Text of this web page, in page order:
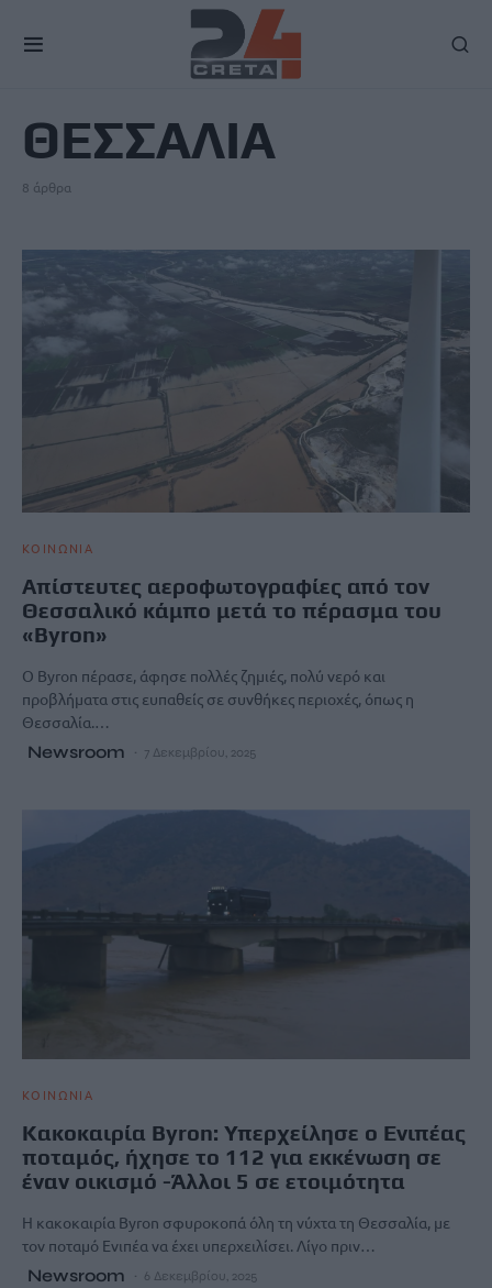
ΘΕΣΣΑΛΙΑ
8 άρθρα
ΚΟΙΝΩΝΙΑ
Απίστευτες αεροφωτογραφίες από τον
Θεσσαλικό κάμπο μετά το πέρασμα του
«Byron»
Ο Byron πέρασε, άφησε πολλές ζημιές, πολύ νερό και
προβλήματα στις ευπαθείς σε συνθήκες περιοχές, όπως η
Θεσσαλία.…
Newsroom 7 Δεκεμβρίου, 2025
ΚΟΙΝΩΝΙΑ
Κακοκαιρία Byron: Υπερχείλησε ο Ενιπέας
ποταμός, ήχησε το 112 για εκκένωση σε
έναν οικισμό -Άλλοι 5 σε ετοιμότητα
Η κακοκαιρία Byron σφυροκοπά όλη τη νύχτα τη Θεσσαλία, με
τον ποταμό Ενιπέα να έχει υπερχειλίσει. Λίγο πριν…
Newsroom 6 Δεκεμβρίου, 2025